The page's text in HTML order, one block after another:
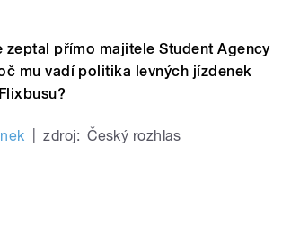
zeptal přímo majitele Student Agency
mu vadí politika levných jízdenek
zdroj: Český rozhlas